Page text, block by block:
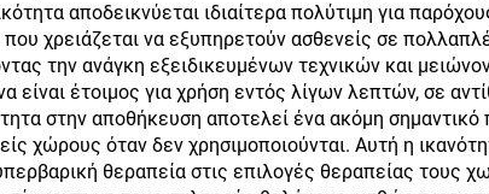
αποδεικνύεται ιδιαίτερα πολύτιμη για
χρειάζεται να εξυπηρετούν ασθενείς σε
την ανάγκη εξειδικευμένων τεχνικών και
έτοιμος για χρήση εντός λίγων λεπτών, σε
στην αποθήκευση αποτελεί ένα ακόμη σημαντικό
χώρους όταν δεν χρησιμοποιούνται. Αυτή η
θεραπεία στις επιλογές θεραπείας τους